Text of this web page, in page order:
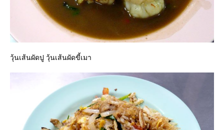
วุ้นเส้นผัดปู วุ้นเส้นผัดขี้เมา